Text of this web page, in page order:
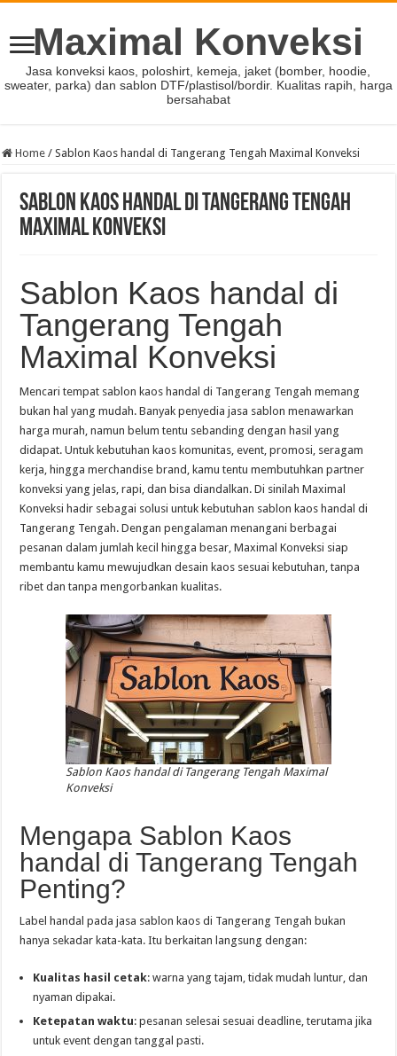
Maximal Konveksi
Jasa konveksi kaos, poloshirt, kemeja, jaket (bomber, hoodie,
sweater, parka) dan sablon DTF/plastisol/bordir. Kualitas rapih, harga
bersahabat
Home / Sablon Kaos handal di Tangerang Tengah Maximal Konveksi
Sablon Kaos handal di Tangerang Tengah
Maximal Konveksi
Sablon Kaos handal di
Tangerang Tengah
Maximal Konveksi
Mencari tempat sablon kaos handal di Tangerang Tengah memang
bukan hal yang mudah. Banyak penyedia jasa sablon menawarkan
harga murah, namun belum tentu sebanding dengan hasil yang
didapat. Untuk kebutuhan kaos komunitas, event, promosi, seragam
kerja, hingga merchandise brand, kamu tentu membutuhkan partner
konveksi yang jelas, rapi, dan bisa diandalkan. Di sinilah Maximal
Konveksi hadir sebagai solusi untuk kebutuhan sablon kaos handal di
Tangerang Tengah. Dengan pengalaman menangani berbagai
pesanan dalam jumlah kecil hingga besar, Maximal Konveksi siap
membantu kamu mewujudkan desain kaos sesuai kebutuhan, tanpa
ribet dan tanpa mengorbankan kualitas.
Sablon Kaos handal di Tangerang Tengah Maximal
Konveksi
Mengapa Sablon Kaos
handal di Tangerang Tengah
Penting?
Label handal pada jasa sablon kaos di Tangerang Tengah bukan
hanya sekadar kata-kata. Itu berkaitan langsung dengan:
Kualitas hasil cetak: warna yang tajam, tidak mudah luntur, dan
nyaman dipakai.
Ketepatan waktu: pesanan selesai sesuai deadline, terutama jika
untuk event dengan tanggal pasti.